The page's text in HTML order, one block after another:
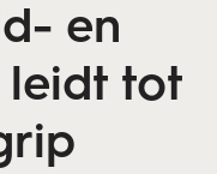
en
tot